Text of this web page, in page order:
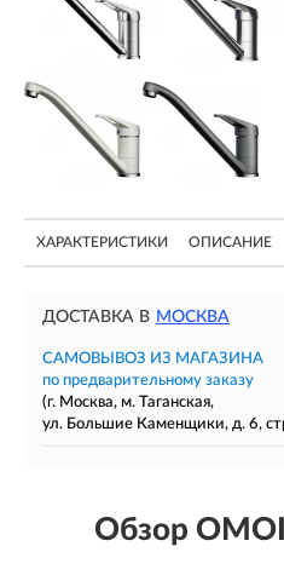
ХАРАКТЕРИСТИКИ ОПИСАНИЕ
ДОСТАВКА В МОСКВА
САМОВЫВОЗ ИЗ МАГАЗИНА
по предварительному заказу
(г. Москва, м. Таганская,
ул. Большие Каменщики, д. 6,
Обзор